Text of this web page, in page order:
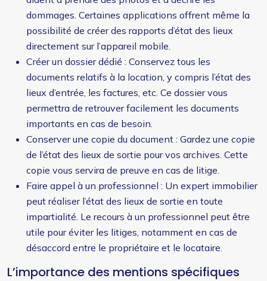
dommages. Certaines applications offrent même la
possibilité de créer des rapports d’état des lieux
directement sur l’appareil mobile.
Créer un dossier dédié : Conservez tous les
documents relatifs à la location, y compris l’état des
lieux d’entrée, les factures, etc. Ce dossier vous
permettra de retrouver facilement les documents
importants en cas de besoin.
Conserver une copie du document : Gardez une copie
de l’état des lieux de sortie pour vos archives. Cette
copie vous servira de preuve en cas de litige.
Faire appel à un professionnel : Un expert immobilier
peut réaliser l’état des lieux de sortie en toute
impartialité. Le recours à un professionnel peut être
utile pour éviter les litiges, notamment en cas de
désaccord entre le propriétaire et le locataire.
L’importance des mentions spécifiques